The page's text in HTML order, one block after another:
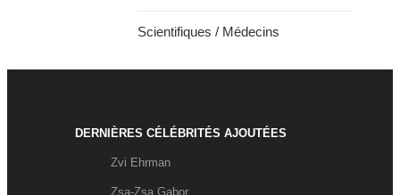
Scientifiques / Médecins
DERNIÈRES CÉLÉBRITÉS AJOUTÉES
Zvi Ehrman
Zsa-Zsa Gabor